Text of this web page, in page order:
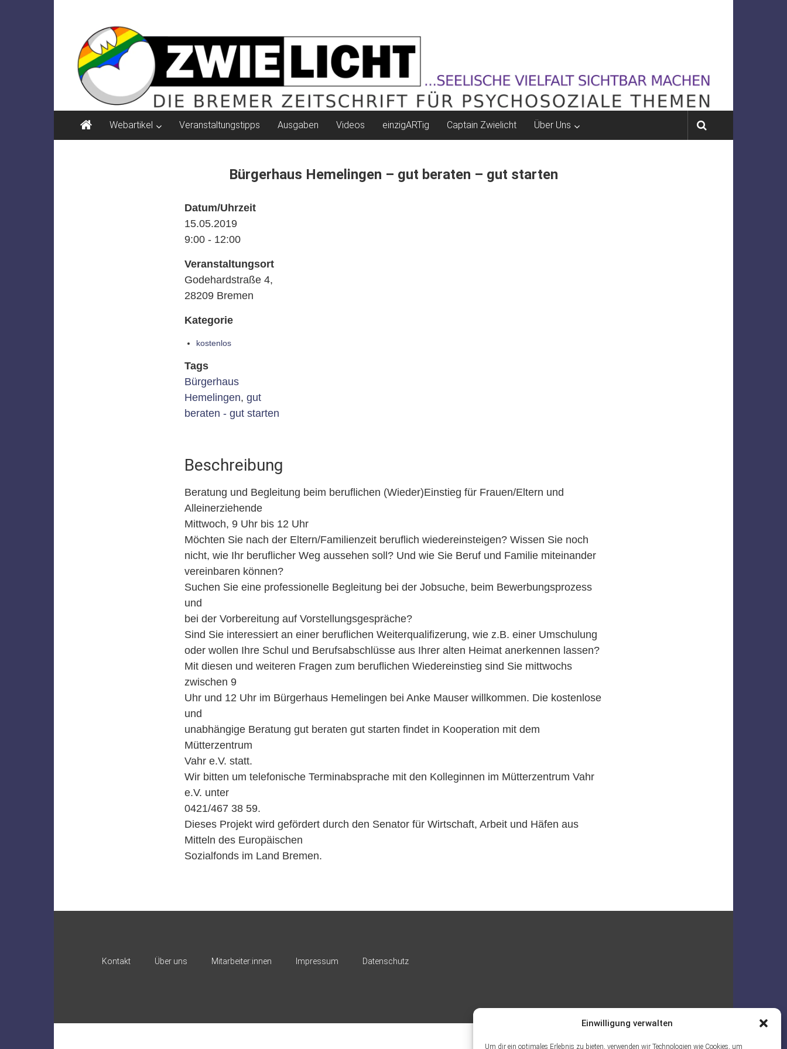
Einwilligung verwalten
Um dir ein optimales Erlebnis zu bieten, verwenden wir Technologien wie Cookies, um
ZWIELICHT
BREMEN
DIE
BREMER
ZEITSCHRIFT
FÜR
PSYCHOSOZIALE
Webartikel Veranstaltungstipps Ausgaben Videos einzigARTig Captain Zwielicht Über Uns
Bürgerhaus Hemelingen – gut beraten – gut starten
Datum/Uhrzeit
15.05.2019
9:00 - 12:00
Veranstaltungsort
Godehardstraße 4,
28209 Bremen
Kategorie
kostenlos
Tags
Bürgerhaus
Hemelingen, gut
beraten - gut starten
Beschreibung
Beratung und Begleitung beim beruflichen (Wieder)Einstieg für Frauen/Eltern und
Alleinerziehende
Mittwoch, 9 Uhr bis 12 Uhr
Möchten Sie nach der Eltern/Familienzeit beruflich wiedereinsteigen? Wissen Sie noch
nicht, wie Ihr beruflicher Weg aussehen soll? Und wie Sie Beruf und Familie miteinander
vereinbaren können?
Suchen Sie eine professionelle Begleitung bei der Jobsuche, beim Bewerbungsprozess
und
bei der Vorbereitung auf Vorstellungsgespräche?
Sind Sie interessiert an einer beruflichen Weiterqualifizerung, wie z.B. einer Umschulung
oder wollen Ihre Schul und Berufsabschlüsse aus Ihrer alten Heimat anerkennen lassen?
Mit diesen und weiteren Fragen zum beruflichen Wiedereinstieg sind Sie mittwochs
zwischen 9
Uhr und 12 Uhr im Bürgerhaus Hemelingen bei Anke Mauser willkommen. Die kostenlose
und
unabhängige Beratung gut beraten gut starten findet in Kooperation mit dem
Mütterzentrum
Vahr e.V. statt.
Wir bitten um telefonische Terminabsprache mit den Kolleginnen im Mütterzentrum Vahr
e.V. unter
0421/467 38 59.
Dieses Projekt wird gefördert durch den Senator für Wirtschaft, Arbeit und Häfen aus
Mitteln des Europäischen
Sozialfonds im Land Bremen.
Kontakt Über uns Mitarbeiter:innen Impressum Datenschutz